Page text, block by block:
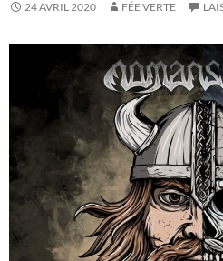
24 AVRIL 2020 FÉE VERTE